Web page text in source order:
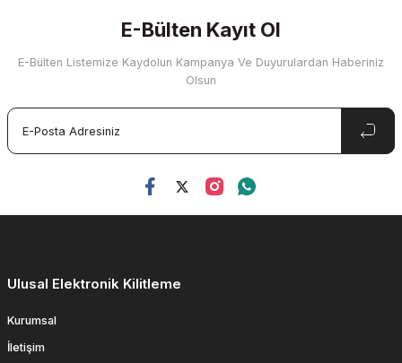
E-Bülten Kayıt Ol
E-Bülten Listemize Kaydolun Kampanya Ve Duyurulardan Haberiniz
Olsun
Ulusal Elektronik Kilitleme
Kurumsal
İletişim